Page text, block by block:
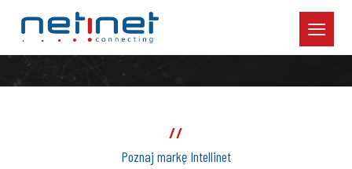
//
Poznaj markę Intellinet